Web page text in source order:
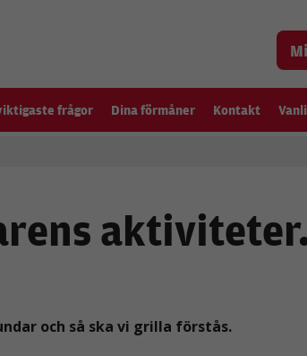
frågor Dina förmåner Kontakt
och så ska vi grilla förstås.